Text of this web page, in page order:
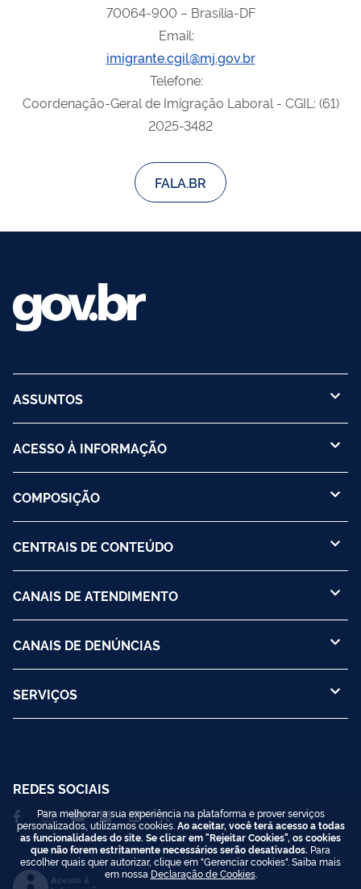
70064-900 – Brasília-DF
Email:
imigrante.cgil@mj.gov.br
Telefone:
Coordenação-Geral de Imigração Laboral - CGIL: (61)
2025-3482
FALA.BR
ASSUNTOS
ACESSO À INFORMAÇÃO
COMPOSIÇÃO
CENTRAIS DE CONTEÚDO
CANAIS DE ATENDIMENTO
CANAIS DE DENÚNCIAS
SERVIÇOS
REDES SOCIAIS
Acesso à
Para melhorar a sua experiência na plataforma e prover serviços
personalizados, utilizamos cookies. Ao aceitar, você terá acesso a todas
as funcionalidades do site. Se clicar em "Rejeitar Cookies", os cookies
que não forem estritamente necessários serão desativados. Para
escolher quais quer autorizar, clique em "Gerenciar cookies". Saiba mais
em nossa Declaração de Cookies.